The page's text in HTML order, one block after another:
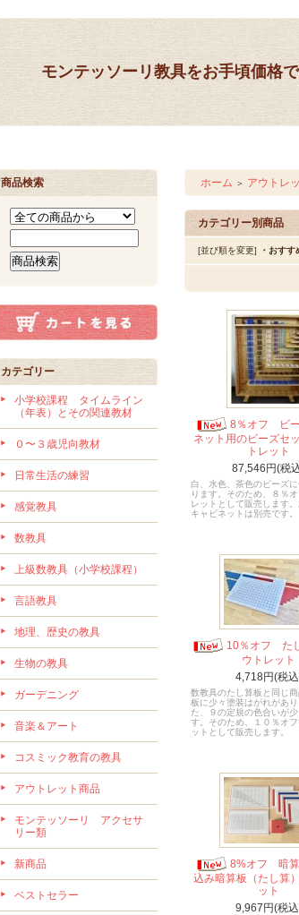
モンテッソーリ教具をお手頃価格
商品検索
カテゴリー
小学校課程 タイムライン
（年表）とその関連教材
０〜３歳児向教材
日常生活の練習
感覚教具
数教具
上級数教具（小学校課程）
言語教具
地理、歴史の教具
生物の教具
ガーデニング
音楽＆アート
コスミック教育の教具
アウトレット商品
モンテッソーリ アクセサ
リー類
新商品
ベストセラー
ホーム ＞ アウトレ
カテゴリー別商品
[並び順を変更] ・おすす
8％オフ ビ
ネット用のビーズセ
トレット
87,546円(税
白、水色、茶色のビーズ
ります。そのため、８％
レットとして販売します
キャビネットは別売です。
10％オフ た
ウトレット
4,718円(税
数教具のたし算板と同じ商
板に少々塗装はがれがあり
た、９の定規の色合いが
す。そのため、１０％オ
ットとして販売します。
8%オフ 暗算
込み暗算板（たし算
ット
9,967円(税